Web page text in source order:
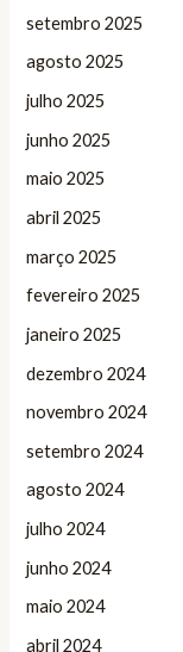
setembro 2025
agosto 2025
julho 2025
junho 2025
maio 2025
abril 2025
março 2025
fevereiro 2025
janeiro 2025
dezembro 2024
novembro 2024
setembro 2024
agosto 2024
julho 2024
junho 2024
maio 2024
abril 2024